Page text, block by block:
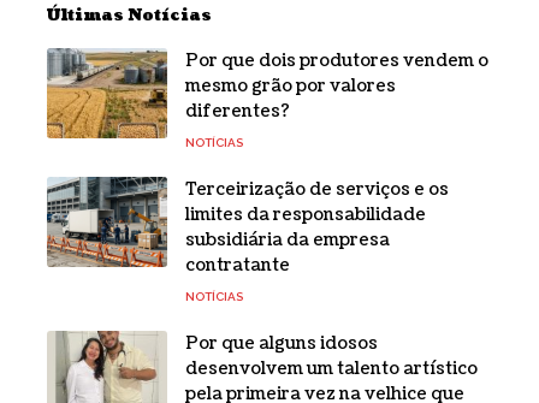
Últimas Notícias
Por que dois produtores vendem o
mesmo grão por valores
diferentes?
NOTÍCIAS
Terceirização de serviços e os
limites da responsabilidade
subsidiária da empresa
contratante
NOTÍCIAS
Por que alguns idosos
desenvolvem um talento artístico
pela primeira vez na velhice que